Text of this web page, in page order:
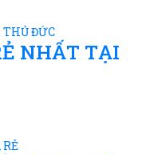
NHẤT TẠI